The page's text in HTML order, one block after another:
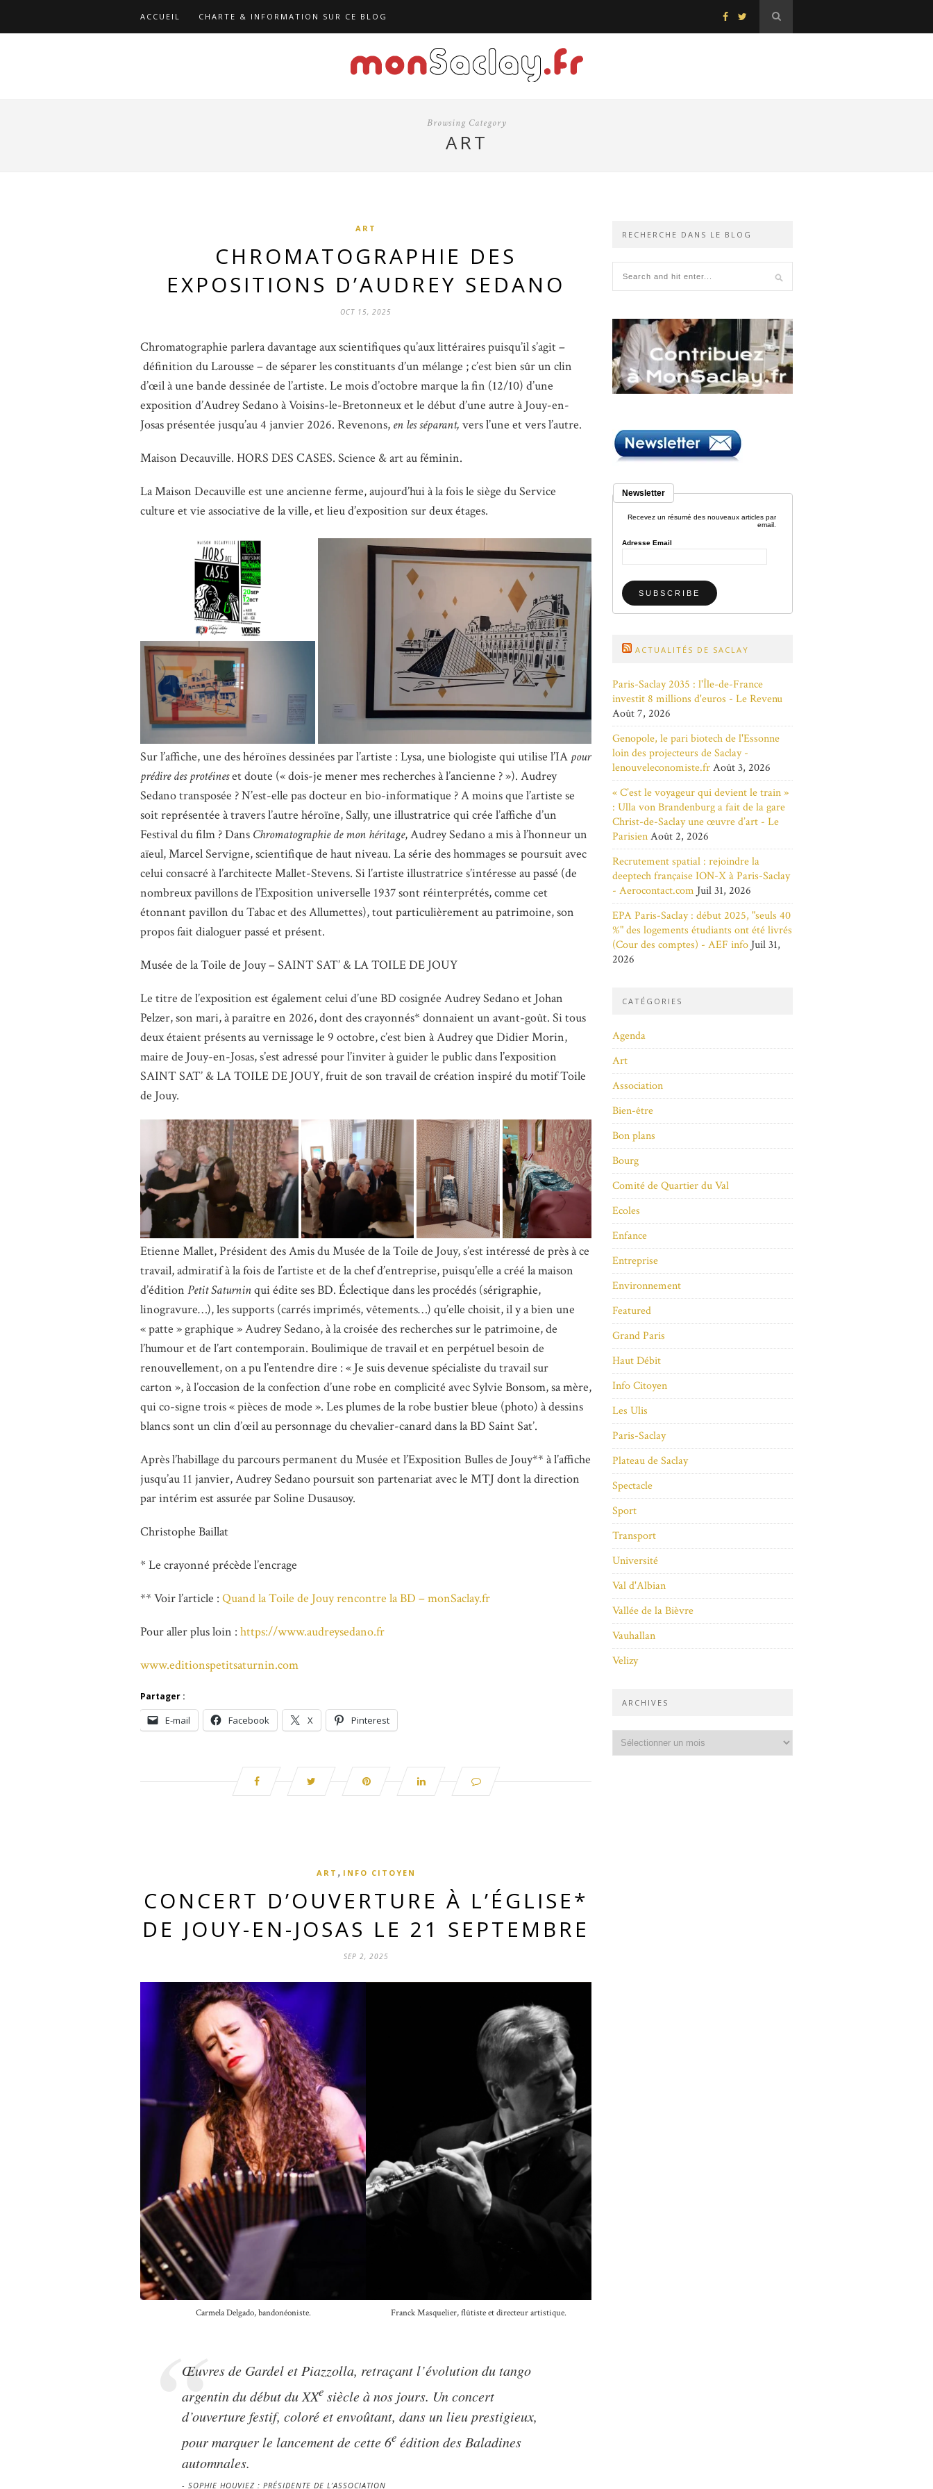
ACCUEIL CHARTE & INFORMATION SUR CE BLOG
Browsing Category
ART
ART
CHROMATOGRAPHIE DES
EXPOSITIONS D’AUDREY SEDANO
OCT 15, 2025
Chromatographie parlera davantage aux scientifiques qu’aux littéraires puisqu’il s’agit –​​
définition du Larousse –​​ de séparer les constituants d’un mélange ; c’est bien sûr un clin
d’œil à une bande dessinée de l’artiste. Le mois d’octobre marque la fin (12/10) d’une
exposition d’Audrey Sedano à Voisins-le-Bretonneux et le début d’une autre à Jouy-en-
Josas présentée jusqu’au 4 janvier 2026. Revenons, en les séparant, vers l’une et vers l’autre.
Maison Decauville. HORS DES CASES. Science & art au féminin.
La Maison Decauville est une ancienne ferme, aujourd’hui à la fois le siège du Service
culture et vie associative de la ville, et lieu d’exposition sur deux étages.
Sur l’affiche, une des héroïnes dessinées par l’artiste : Lysa, une biologiste qui utilise l’IA pour
prédire des protéineset doute (« dois-je mener mes recherches à l’ancienne ? »). Audrey
Sedano transposée ? N’est-elle pas docteur en bio-informatique ? A moins que l’artiste se
soit représentée à travers l’autre héroïne, Sally, une illustratrice qui crée l’affiche d’un
Festival du film ? Dans Chromatographie de mon héritage, Audrey Sedano a mis à l’honneur un
aïeul, Marcel Servigne, scientifique de haut niveau. La série des hommages se poursuit avec
celui consacré à l’architecte Mallet-Stevens. Si l’artiste illustratrice s’intéresse au passé (de
nombreux pavillons de l’Exposition universelle 1937 sont réinterprétés, comme cet
étonnant pavillon du Tabac et des Allumettes), tout particulièrement au patrimoine, son
propos fait dialoguer passé et présent.
Musée de la Toile de Jouy – SAINT SAT’ & LA TOILE DE JOUY
Le titre de l’exposition est également celui d’une BD cosignée Audrey Sedano et Johan
Pelzer, son mari, à paraître en 2026, dont des crayonnés* donnaient un avant-goût. Si tous
deux étaient présents au vernissage le 9 octobre, c’est bien à Audrey que Didier Morin,
maire de Jouy-en-Josas, s’est adressé pour l’inviter à guider le public dans l’exposition
SAINT SAT’ & LA TOILE DE JOUY, fruit de son travail de création inspiré du motif Toile
de Jouy.
Etienne Mallet, Président des Amis du Musée de la Toile de Jouy, s’est intéressé de près à ce
travail, admiratif à la fois de l’artiste et de la chef d’entreprise, puisqu’elle a créé la maison
d’édition Petit Saturninqui édite ses BD. Éclectique dans les procédés (sérigraphie,
linogravure…), les supports (carrés imprimés, vêtements…) qu’elle choisit, il y a bien une
« patte » graphique » Audrey Sedano, à la croisée des recherches sur le patrimoine, de
l’humour et de l’art contemporain. Boulimique de travail et en perpétuel besoin de
renouvellement, on a pu l’entendre dire : « Je suis devenue spécialiste du travail sur
carton », à l’occasion de la confection d’une robe en complicité avec Sylvie Bonsom, sa mère,
qui co-signe trois « pièces de mode ». Les plumes de la robe bustier bleue (photo) à dessins
blancs sont un clin d’œil au personnage du chevalier-canard dans la BD Saint Sat’.
Après l’habillage du parcours permanent du Musée et l’Exposition Bulles de Jouy** à l’affiche
jusqu’au 11 janvier, Audrey Sedano poursuit son partenariat avec le MTJ dont la direction
par intérim est assurée par Soline Dusausoy.
Christophe Baillat
* Le crayonné précède l’encrage
** Voir l’article : Quand la Toile de Jouy rencontre la BD – monSaclay.fr
Pour aller plus loin : https://www.audreysedano.fr
www.editionspetitsaturnin.com
Partager :
E-mail Facebook X Pinterest
ART , INFO CITOYEN
CONCERT D’OUVERTURE À L’ÉGLISE*
DE JOUY-EN-JOSAS LE 21 SEPTEMBRE
SEP 2, 2025
Carmela Delgado, bandonéoniste. Franck Masquelier, flûtiste et directeur artistique.
Œuvres de Gardel et Piazzolla, retraçant l’évolution du tango
argentin du début du XXe siècle à nos jours. Un concert
d’ouverture festif, coloré et envoûtant, dans un lieu prestigieux,
pour marquer le lancement de cette 6e édition des Baladines
automnales.
SOPHIE HOUVIEZ : PRÉSIDENTE DE L’ASSOCIATION
RECHERCHE DANS LE BLOG
Newsletter
Recevez un résumé des nouveaux articles par
email.
Adresse Email
ACTUALITÉS DE SACLAY
Paris-Saclay 2035 : l'Île-de-France
investit 8 millions d'euros - Le Revenu
Août 7, 2026
Genopole, le pari biotech de l'Essonne
loin des projecteurs de Saclay -
lenouveleconomiste.frAoût 3, 2026
« C’est le voyageur qui devient le train »
: Ulla von Brandenburg a fait de la gare
Christ-de-Saclay une œuvre d’art - Le
ParisienAoût 2, 2026
Recrutement spatial : rejoindre la
deeptech française ION-X à Paris-Saclay
- Aerocontact.com Juil 31, 2026
EPA Paris-Saclay : début 2025, "seuls 40
%" des logements étudiants ont été livrés
(Cour des comptes) - AEF info Juil 31,
2026
CATÉGORIES
Agenda
Art
Association
Bien-être
Bon plans
Bourg
Comité de Quartier du Val
Ecoles
Enfance
Entreprise
Environnement
Featured
Grand Paris
Haut Débit
Info Citoyen
Les Ulis
Paris-Saclay
Plateau de Saclay
Spectacle
Sport
Transport
Université
Val d'Albian
Vallée de la Bièvre
Vauhallan
Velizy
ARCHIVES